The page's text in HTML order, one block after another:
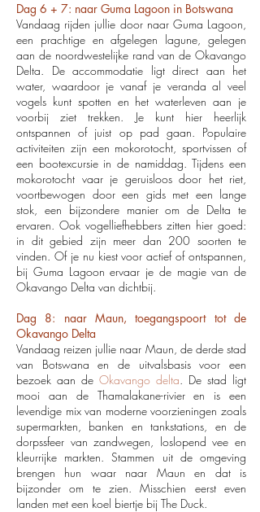
Dag 6 + 7: naar Guma Lagoon in Botswana
Vandaag rijden jullie door naar Guma Lagoon,
een prachtige en afgelegen lagune, gelegen
aan de noordwestelijke rand van de Okavango
Delta. De accommodatie ligt direct aan het
water, waardoor je vanaf je veranda al veel
vogels kunt spotten en het waterleven aan je
voorbij ziet trekken. Je kunt hier heerlijk
ontspannen of juist op pad gaan. Populaire
activiteiten zijn een mokorotocht, sportvissen of
een bootexcursie in de namiddag. Tijdens een
mokorotocht vaar je geruisloos door het riet,
voortbewogen door een gids met een lange
stok, een bijzondere manier om de Delta te
ervaren. Ook vogelliefhebbers zitten hier goed:
in dit gebied zijn meer dan 200 soorten te
vinden. Of je nu kiest voor actief of ontspannen,
bij Guma Lagoon ervaar je de magie van de
Okavango Delta van dichtbij.
Dag 8: naar Maun, toegangspoort tot de
Okavango Delta
Vandaag reizen jullie naar Maun, de derde stad
van Botswana en de uitvalsbasis voor een
bezoek aan de Okavango delta. De stad ligt
mooi aan de Thamalakane-rivier en is een
levendige mix van moderne voorzieningen zoals
supermarkten, banken en tankstations, en de
dorpssfeer van zandwegen, loslopend vee en
kleurrijke markten. Stammen uit de omgeving
brengen hun waar naar Maun en dat is
bijzonder om te zien. Misschien eerst even
landen met een koel biertje bij The Duck.